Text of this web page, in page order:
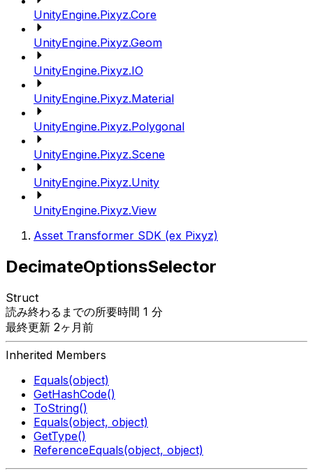
UnityEngine.Pixyz.Core
UnityEngine.Pixyz.Geom
UnityEngine.Pixyz.IO
UnityEngine.Pixyz.Material
UnityEngine.Pixyz.Polygonal
UnityEngine.Pixyz.Scene
UnityEngine.Pixyz.Unity
UnityEngine.Pixyz.View
Asset Transformer SDK (ex Pixyz)
DecimateOptionsSelector
Struct
読み終わるまでの所要時間 1 分
最終更新 2ヶ月前
Inherited Members
Equals(object)
GetHashCode()
ToString()
Equals(object, object)
GetType()
ReferenceEquals(object, object)